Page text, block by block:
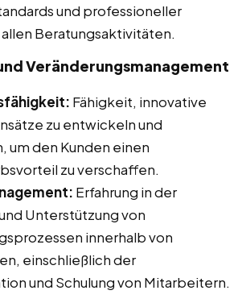
und professioneller
Beratungsaktivitäten.
Veränderungsmanagement
Fähigkeit, innovative
zu entwickeln und
um den Kunden einen
zu verschaffen.
Erfahrung in der
Unterstützung von
innerhalb von
einschließlich der
und Schulung von Mitarbeitern.